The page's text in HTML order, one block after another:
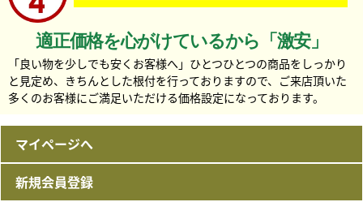
適正価格を心がけているから「激安」
「良い物を少しでも安くお客様へ」ひとつひとつの商品をしっかり
と見定め、きちんとした根付を行っておりますので、ご来店頂いた
多くのお客様にご満足いただける価格設定になっております。
マイページへ
新規会員登録